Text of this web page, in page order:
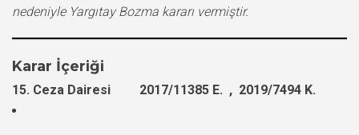
nedeniyle Yargıtay Bozma kararı vermiştir.
Karar İçeriği
15. Ceza Dairesi 2017/11385 E. , 2019/7494 K.